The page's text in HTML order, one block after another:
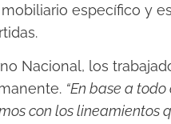
específico y
Nacional, los
“En base a todo
con los lineamientos